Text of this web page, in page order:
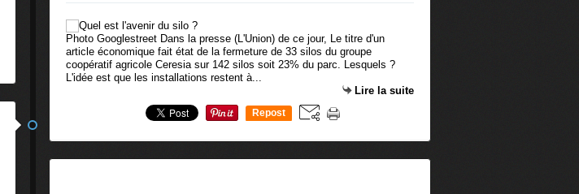
Photo Googlestreet Dans la presse (L'Union) de ce jour, Le titre d'un
article économique fait état de la fermeture de 33 silos du groupe
coopératif agricole Ceresia sur 142 silos soit 23% du parc. Lesquels ?
L'idée est que les installations restent à...
Lire la suite
Repost